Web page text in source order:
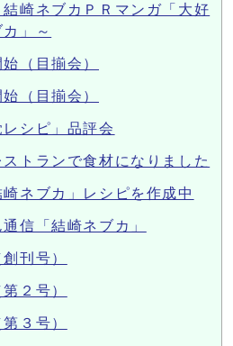
崎ネブカＰＲマンガ「大好
」～
（目揃会）
（目揃会）
シピ」品評会
トランで食材になりました
ネブカ」レシピを作成中
信「結崎ネブカ」
刊号）
２号）
３号）